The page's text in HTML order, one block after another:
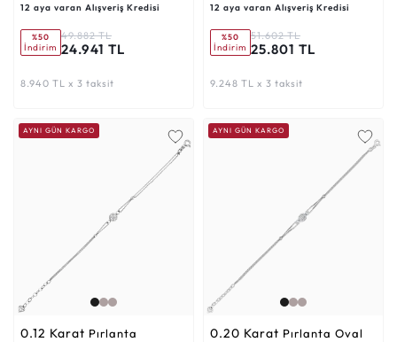
12 aya varan Alışveriş Kredisi
%50
İndirim
49.882 TL
24.941 TL
8.940 TL x 3 taksit
12 aya varan Alışveriş Kredisi
%50
İndirim
51.602 TL
25.801 TL
9.248 TL x 3 taksit
AYNI GÜN KARGO
0.12 Karat
AYNI GÜN KARGO
0.20 Karat